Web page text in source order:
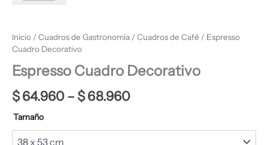
Inicio / Cuadros de Gastronomía / Cuadros de Café / Espresso
Cuadro Decorativo
Espresso Cuadro Decorativo
$64.960– $68.960
Tamaño